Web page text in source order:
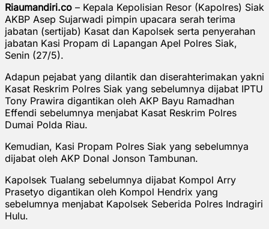
Riaumandiri.co – Kepala Kepolisian Resor (Kapolres) Siak
AKBP Asep Sujarwadi pimpin upacara serah terima
jabatan (sertijab) Kasat dan Kapolsek serta penyerahan
jabatan Kasi Propam di Lapangan Apel Polres Siak,
Senin (27/5).
Adapun pejabat yang dilantik dan diserahterimakan yakni
Kasat Reskrim Polres Siak yang sebelumnya dijabat IPTU
Tony Prawira digantikan oleh AKP Bayu Ramadhan
Effendi sebelumnya menjabat Kasat Reskrim Polres
Dumai Polda Riau.
Kemudian, Kasi Propam Polres Siak yang sebelumnya
dijabat oleh AKP Donal Jonson Tambunan.
Kapolsek Tualang sebelumnya dijabat Kompol Arry
Prasetyo digantikan oleh Kompol Hendrix yang
sebelumnya menjabat Kapolsek Seberida Polres Indragiri
Hulu.